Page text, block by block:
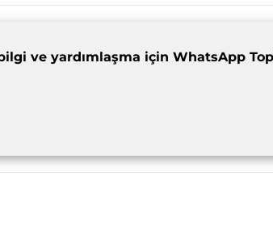
ve yardımlaşma için WhatsApp